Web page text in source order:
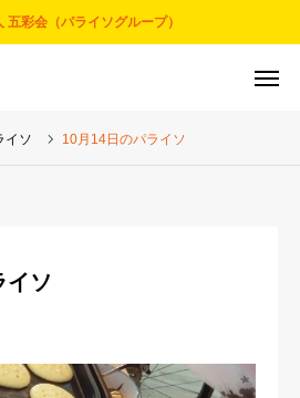
五彩会（パライソグループ）
イソ 10月14日のパライソ
イソ
サービスについて